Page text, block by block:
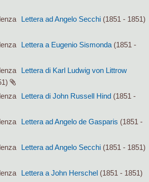
Lettera ad Angelo Secchi (1851 - 1851)
Lettera a Eugenio Sismonda (1851 -
Lettera di Karl Ludwig von Littrow
Lettera di John Russell Hind (1851 -
Lettera ad Angelo de Gasparis (1851 -
Lettera ad Angelo Secchi (1851 - 1851)
Lettera a John Herschel (1851 - 1851)